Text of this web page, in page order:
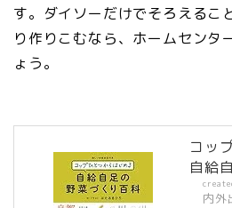
す。ダイソーだけでそろえるこ
り作りこむなら、ホームセンタ
ょう。
コッ
自給
内外